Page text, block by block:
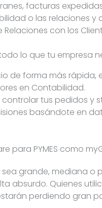
facturas
o las relaciones y
Relaciones con los
lo que tu empresa
de forma más rápida,
en Contabilidad.
tus pedidos y
basándote en
para PYMES como
sea grande, mediana
absurdo. Quienes
perdiendo gran